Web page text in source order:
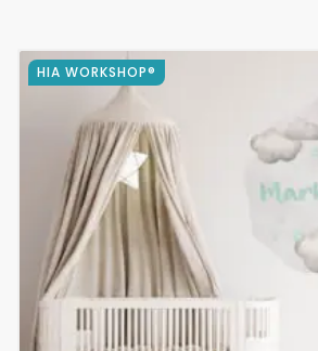
HIA WORKSHOP®
Ovaj
proizvod
varijanti.
Opcije
mogu
odabrati
na
stranici
proizvoda